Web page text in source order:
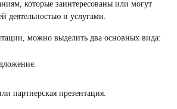
которые заинтересованы или могут
деятельностью и услугами.
можно выделить два основных вида:
партнерская презентация.